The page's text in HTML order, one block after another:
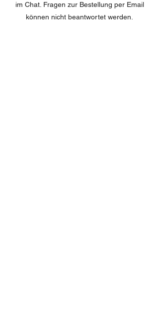
im Chat. Fragen zur Bestellung per Email
können nicht beantwortet werden.